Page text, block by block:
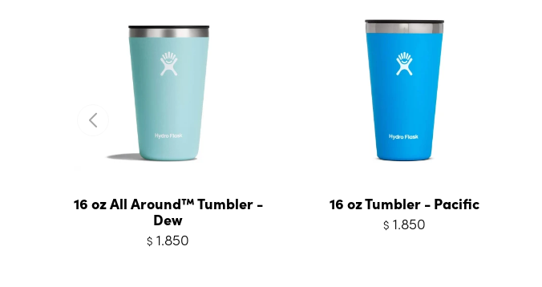
16 oz All Around™ Tumbler -
Dew
$ 1.850
16 oz Tumbler - Pacific
$ 1.850